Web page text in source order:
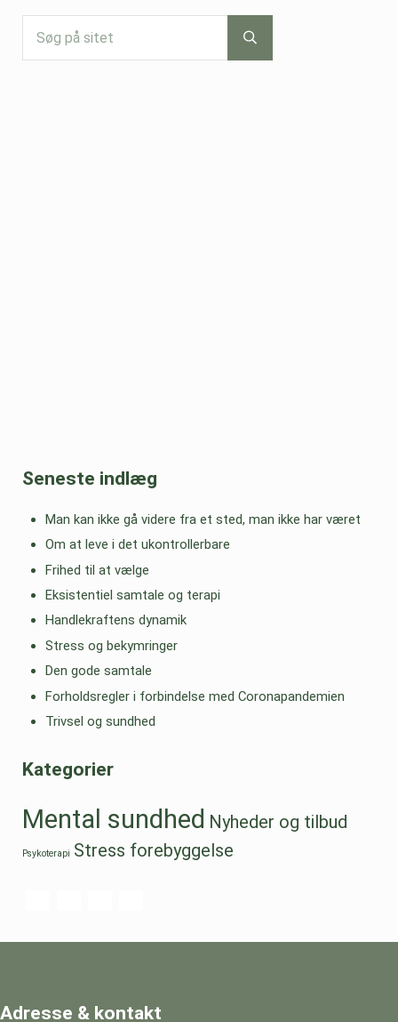
Submit search
Seneste indlæg
Man kan ikke gå videre fra et sted, man ikke har været
Om at leve i det ukontrollerbare
Frihed til at vælge
Eksistentiel samtale og terapi
Handlekraftens dynamik
Stress og bekymringer
Den gode samtale
Forholdsregler i forbindelse med Coronapandemien
Trivsel og sundhed
Kategorier
Mental sundhed Nyheder og tilbud
Psykoterapi Stress forebyggelse
Adresse & kontakt